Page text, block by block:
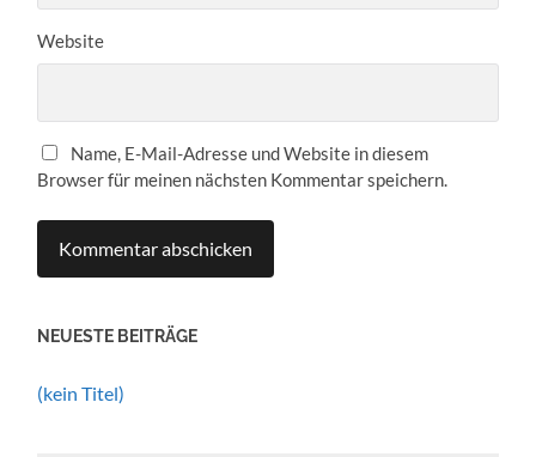
Website
Name, E-Mail-Adresse und Website in diesem
Browser für meinen nächsten Kommentar speichern.
NEUESTE BEITRÄGE
(kein Titel)